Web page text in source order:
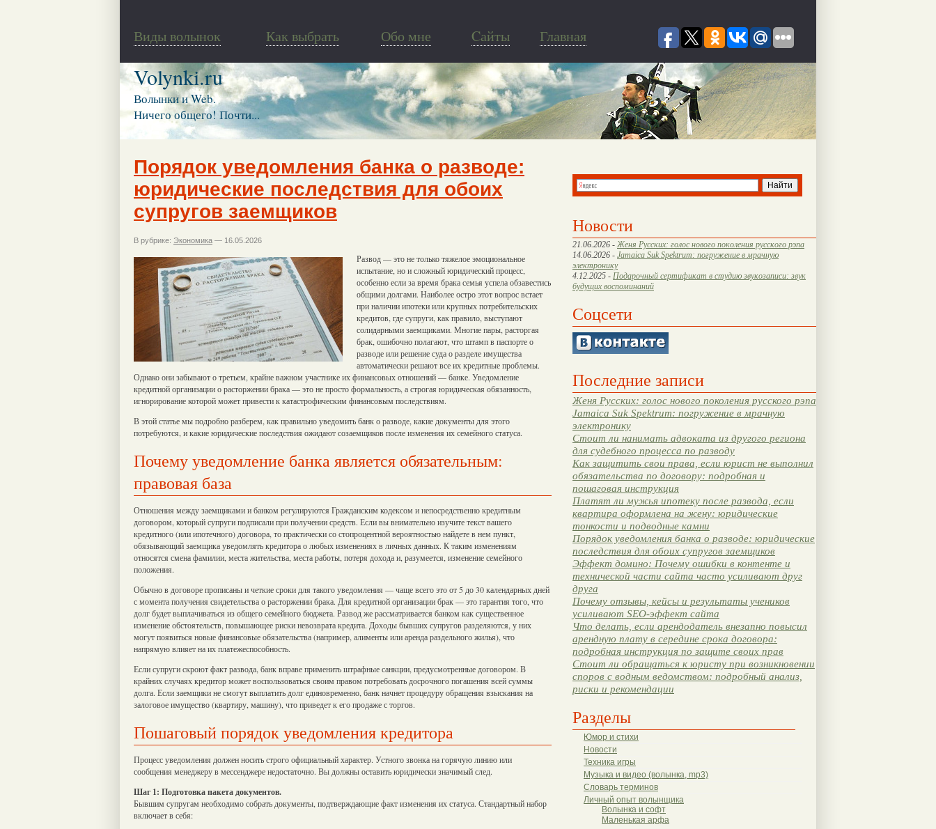
Виды волынок Как выбрать Обо мне Cайты Главная
Volynki.ru
Волынки и Web.
Ничего общего! Почти...
Новости
21.06.2026 - Женя Русских: голос нового поколения русского рэпа
14.06.2026 - Jamaica Suk Spektrum: погружение в мрачную
электронику
4.12.2025 - Подарочный сертификат в студию звукозаписи: звук
будущих воспоминаний
Соцсети
Последние записи
Женя Русских: голос нового поколения русского рэпа
Jamaica Suk Spektrum: погружение в мрачную
электронику
Стоит ли нанимать адвоката из другого региона
для судебного процесса по разводу
Как защитить свои права, если юрист не выполнил
обязательства по договору: подробная и
пошаговая инструкция
Платят ли мужья ипотеку после развода, если
квартира оформлена на жену: юридические
тонкости и подводные камни
Порядок уведомления банка о разводе: юридические
последствия для обоих супругов заемщиков
Эффект домино: Почему ошибки в контенте и
технической части сайта часто усиливают друг
друга
Почему отзывы, кейсы и результаты учеников
усиливают SEO-эффект сайта
Что делать, если арендодатель внезапно повысил
арендную плату в середине срока договора:
подробная инструкция по защите своих прав
Стоит ли обращаться к юристу при возникновении
споров с водным ведомством: подробный анализ,
риски и рекомендации
Разделы
Юмор и стихи
Новости
Техника игры
Музыка и видео (волынка, mp3)
Словарь терминов
Личный опыт волынщика
Волынка и софт
Маленькая арфа
Порядок уведомления банка о разводе:
юридические последствия для обоих
супругов заемщиков
В рубрике: Экономика — 16.05.2026
Развод — это не только тяжелое эмоциональное
испытание, но и сложный юридический процесс,
особенно если за время брака семья успела обзавестись
общими долгами. Наиболее остро этот вопрос встает
при наличии ипотеки или крупных потребительских
кредитов, где супруги, как правило, выступают
солидарными заемщиками. Многие пары, расторгая
брак, ошибочно полагают, что штамп в паспорте о
разводе или решение суда о разделе имущества
автоматически решают все их кредитные проблемы.
Однако они забывают о третьем, крайне важном участнике их финансовых отношений — банке. Уведомление
кредитной организации о расторжении брака — это не просто формальность, а строгая юридическая обязанность,
игнорирование которой может привести к катастрофическим финансовым последствиям.
В этой статье мы подробно разберем, как правильно уведомить банк о разводе, какие документы для этого
потребуются, и какие юридические последствия ожидают созаемщиков после изменения их семейного статуса.
Почему уведомление банка является обязательным:
правовая база
Отношения между заемщиками и банком регулируются Гражданским кодексом и непосредственно кредитным
договором, который супруги подписали при получении средств. Если вы внимательно изучите текст вашего
кредитного (или ипотечного) договора, то практически со стопроцентной вероятностью найдете в нем пункт,
обязывающий заемщика уведомлять кредитора о любых изменениях в личных данных. К таким изменениям
относятся смена фамилии, места жительства, места работы, потеря дохода и, разумеется, изменение семейного
положения.
Обычно в договоре прописаны и четкие сроки для такого уведомления — чаще всего это от 5 до 30 календарных дней
с момента получения свидетельства о расторжении брака. Для кредитной организации брак — это гарантия того, что
долг будет выплачиваться из общего семейного бюджета. Развод же рассматривается банком как существенное
изменение обстоятельств, повышающее риски невозврата кредита. Доходы бывших супругов разделяются, у них
могут появиться новые финансовые обязательства (например, алименты или аренда раздельного жилья), что
напрямую влияет на их платежеспособность.
Если супруги скроют факт развода, банк вправе применить штрафные санкции, предусмотренные договором. В
крайних случаях кредитор может воспользоваться своим правом потребовать досрочного погашения всей суммы
долга. Если заемщики не смогут выплатить долг единовременно, банк начнет процедуру обращения взыскания на
залоговое имущество (квартиру, машину), что приведет к его продаже с торгов.
Пошаговый порядок уведомления кредитора
Процесс уведомления должен носить строго официальный характер. Устного звонка на горячую линию или
сообщения менеджеру в мессенджере недостаточно. Вы должны оставить юридически значимый след.
Шаг 1: Подготовка пакета документов.
Бывшим супругам необходимо собрать документы, подтверждающие факт изменения их статуса. Стандартный набор
включает в себя: